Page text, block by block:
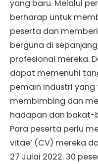
yang baru. Melalui
berharap untuk
peserta dan
berguna di
profesional mereka.
dapat memenuhi
pemain industri
membimbing dan
hadapan dan bakat-
Para peserta perlu
vitae’ (CV) mereka
27 Julai 2022. 30